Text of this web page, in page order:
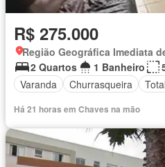
R$ 275.000
Região Geográfica Imediata
2 Quartos
1 Banheiro
Varanda
Churrasqueira
Há 21 horas em Chaves na mão